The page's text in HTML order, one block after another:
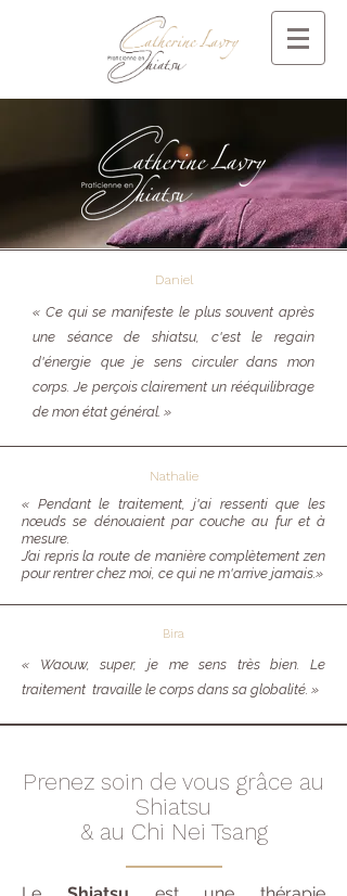
Daniel
« Ce qui se manifeste le plus souvent après
une séance de shiatsu, c'est le regain
d'énergie que je sens circuler dans mon
corps. Je perçois clairement un rééquilibrage
de mon état général. »
Nathalie
« Pendant le traitement, j'ai ressenti que les
nœuds se dénouaient par couche au fur et à
mesure.
J’ai repris la route de manière complètement zen
pour rentrer chez moi, ce qui ne m'arrive jamais.»
Bira
« Waouw, super, je me sens très bien. Le
traitement travaille le corps dans sa globalité. »
Prenez soin de vous grâce au
Shiatsu
& au Chi Nei Tsang